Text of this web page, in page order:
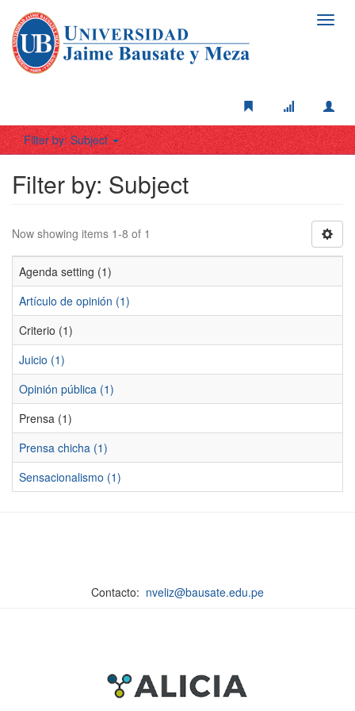
Filter by: Subject
Filter by: Subject
Now showing items 1-8 of 1
Agenda setting (1)
Artículo de opinión (1)
Criterio (1)
Juicio (1)
Opinión pública (1)
Prensa (1)
Prensa chicha (1)
Sensacionalismo (1)
Contacto: nveliz@bausate.edu.pe